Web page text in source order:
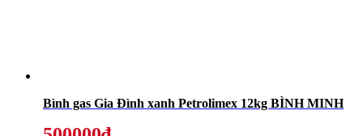
Bình gas Gia Đình xanh Petrolimex 12kg BÌNH MINH